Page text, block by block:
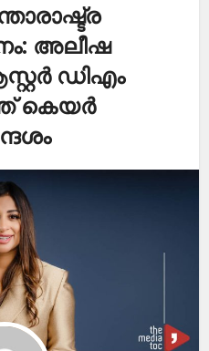
അലീഷ
ഡിഎം
കെയര്‍